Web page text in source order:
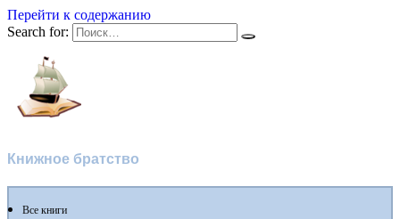
Перейти к содержанию
Search for:
Книжное братство
Все книги